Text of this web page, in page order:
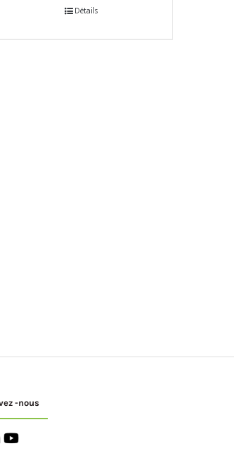
Détails
-nous